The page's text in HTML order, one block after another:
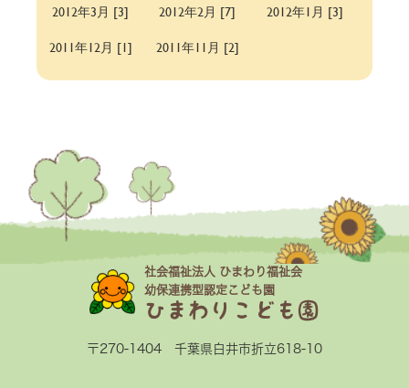
2012年3月 [3]
2012年2月 [7]
2012年1月 [3]
2011年12月 [1]
2011年11月 [2]
社会福祉法人 ひまわり福祉会
幼保連携型認定こども園
ひまわりこども園
〒270-1404 千葉県白井市折立618-10